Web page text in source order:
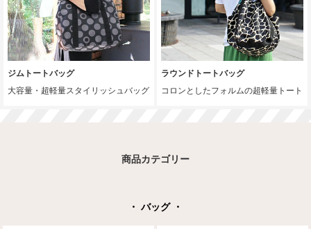
ジムトートバッグ
大容量・超軽量スタイリッシュバッグ
ラウンドトートバッグ
コロンとしたフォルムの超軽量トート
商品カテゴリー
・ バッグ ・